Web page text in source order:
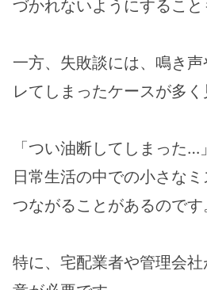
づかれないようにすること
一方、失敗談には、鳴き
レてしまったケースが多く
「つい油断してしまった…
日常生活の中での小さな
つながることがあるのです
特に、宅配業者や管理会